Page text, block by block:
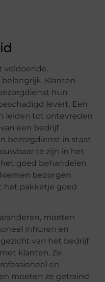
voldoende.
Klanten
hun
levert. Een
leiden tot ontevreden
een bedrijf
bezorgdienst in staat
te zijn in het
goed behandelen
bezorgen
het pakketje goed
moeten
inhuren en
van het bedrijf
klanten. Ze
en
moeten ze getraind